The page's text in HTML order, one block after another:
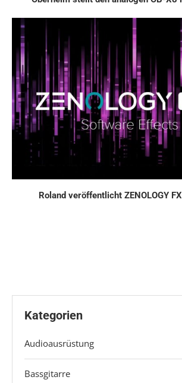
Roland veröffentlicht ZENOLOGY
Kategorien
Audioausrüstung
Bassgitarre